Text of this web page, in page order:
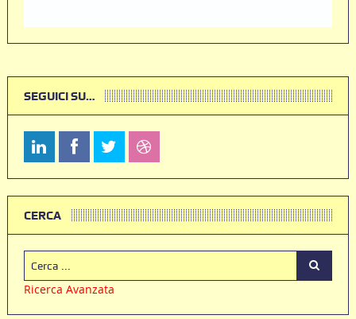
SEGUICI SU…
CERCA
Ricerca Avanzata